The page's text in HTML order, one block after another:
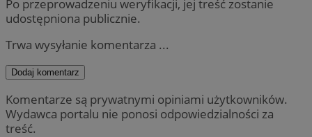
Po przeprowadzeniu weryfikacji, jej treść zostanie
udostępniona publicznie.
Trwa wysyłanie komentarza ...
Dodaj komentarz
Komentarze są prywatnymi opiniami użytkowników.
Wydawca portalu nie ponosi odpowiedzialności za
treść.